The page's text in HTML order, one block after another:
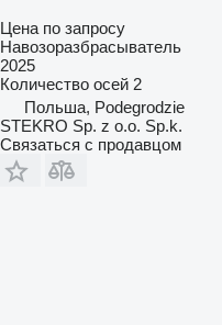
Цена по запросу
Навозоразбрасыватель
2025
Количество осей 2
Польша, Podegrodzie
STEKRO Sp. z o.o. Sp.k.
Связаться с продавцом